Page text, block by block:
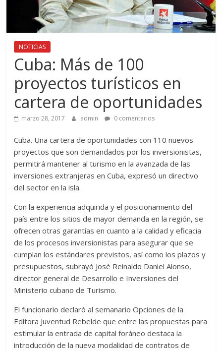
NOTICIAS
Cuba: Más de 100
proyectos turísticos en
cartera de oportunidades
marzo 28, 2017 admin 0 comentarios
Cuba. Una cartera de oportunidades con 110 nuevos
proyectos que son demandados por los inversionistas,
permitirá mantener al turismo en la avanzada de las
inversiones extranjeras en Cuba, expresó un directivo
del sector en la isla.
Con la experiencia adquirida y el posicionamiento del
país entre los sitios de mayor demanda en la región, se
ofrecen otras garantías en cuanto a la calidad y eficacia
de los procesos inversionistas para asegurar que se
cumplan los estándares previstos, así como los plazos y
presupuestos, subrayó José Reinaldo Daniel Alonso,
director general de Desarrollo e Inversiones del
Ministerio cubano de Turismo.
El funcionario declaró al semanario Opciones de la
Editora Juventud Rebelde que entre las propuestas para
estimular la entrada de capital foráneo destaca la
introducción de la nueva modalidad de contratos de